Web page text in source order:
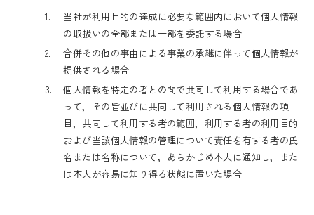
1.
当社が利用目的の達成に必要な範囲内において個人情報
の取扱いの全部または一部を委託する場合
2.
合併その他の事由による事業の承継に伴って個人情報が
提供される場合
3.
個人情報を特定の者との間で共同して利用する場合であ
って，その旨並びに共同して利用される個人情報の項
目，共同して利用する者の範囲，利用する者の利用目的
および当該個人情報の管理について責任を有する者の氏
名または名称について，あらかじめ本人に通知し，また
は本人が容易に知り得る状態に置いた場合